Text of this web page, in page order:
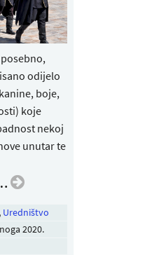
posebno,
odijelo
boje,
koje
nekoj
unutar te
, Uredništvo
2020.